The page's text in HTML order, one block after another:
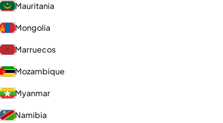
Mauritania
Mongolia
Marruecos
Mozambique
Myanmar
Namibia